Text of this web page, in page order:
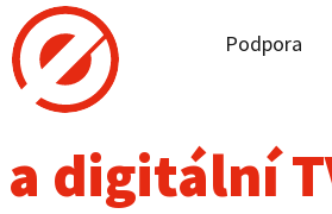
Podpora
digitální